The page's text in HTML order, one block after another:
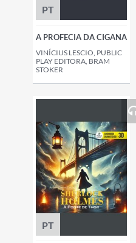
PT
A PROFECIA DA CIGANA
VINÍCIUS LESCIO, PUBLIC
PLAY EDITORA, BRAM
STOKER
PT